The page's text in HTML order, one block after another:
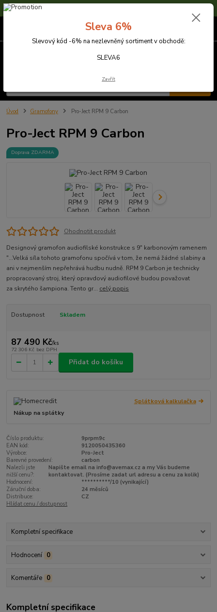
Sleva 6% na nezlevněné zboží s kódem SLEVA6
Úvod Gramofony Pro-Ject RPM 9 Carbon
Pro-Ject RPM 9 Carbon
Doprava ZDARMA
Ohodnotit produkt
Designový gramofon audiofilské konstrukce s 9" karbonovým ramenem
"...Velká síla tohoto gramofonu spočívá v tom, že nemá žádné slabiny a
ani v nejmenším nepřehrává hudbu nudně. RPM 9 Carbon je technicky
propracovaný stroj, který opravdový audiofilové budou považovat
za skrytého šampiona. Tento gr... celý popis
Dostupnost Skladem
87 490 Kč/ks
72 306 Kč bez DPH
Přidat do košíku
Splátková kalkulačka
Nákup na splátky
Číslo produktu:
9prpm9c
EAN kód:
9120050435360
Výrobce:
Pro-Ject
Barevné provedení:
carbon
Nalezli jste
nižší cenu?:
Napište email na info@avemax.cz a my Vás budeme
kontaktovat. (Prosíme zadat url adresu a cenu za kolik)
Hodnocení:
**********/10 (vynikající)
Záruční doba:
24 měsíců
Distribuce:
CZ
Hlídat cenu / dostupnost
Kompletní specifikace
Hodnocení 0
Komentáře 0
Kompletní specifikace
Sleva 6%
Slevový kód -6% na nezlevněný sortiment v obchodě:
SLEVA6
Zavřít